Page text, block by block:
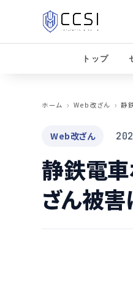
トップ
ホーム
Web改ざん
Web改ざん
静鉄電
ざん被害